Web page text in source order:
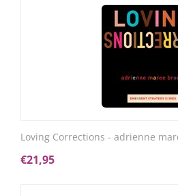
Loving Corrections - adrienne
€21,95